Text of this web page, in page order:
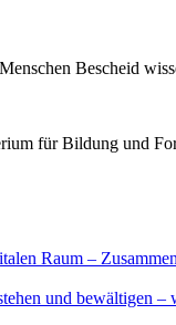
Bescheid
für Bildung und
Raum –
und bewältigen